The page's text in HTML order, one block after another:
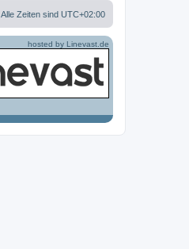
Alle Zeiten sind UTC+02:00
hosted by Linevast.de